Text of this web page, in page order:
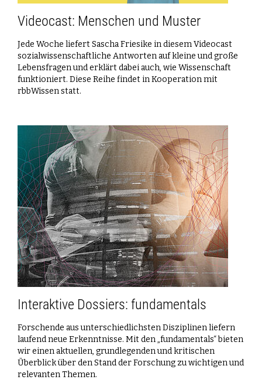
Videocast: Menschen und Muster
Jede Woche liefert Sascha Friesike in diesem Videocast
sozialwissenschaftliche Antworten auf kleine und große
Lebensfragen und erklärt dabei auch, wie Wissenschaft
funktioniert. Diese Reihe findet in Kooperation mit
rbbWissen statt.
Interaktive Dossiers: fundamentals
Forschende aus unterschiedlichsten Disziplinen liefern
laufend neue Erkenntnisse. Mit den „fundamentals“ bieten
wir einen aktuellen, grundlegenden und kritischen
Überblick über den Stand der Forschung zu wichtigen und
relevanten Themen.